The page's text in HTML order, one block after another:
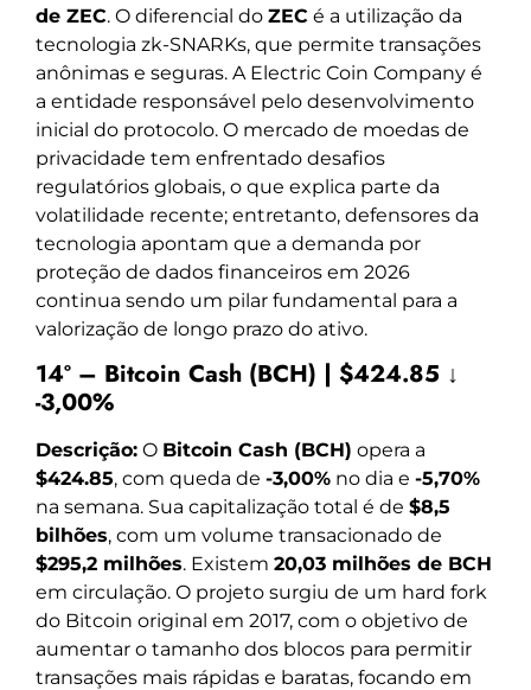
de ZEC. O diferencial do ZEC é a utilização da
tecnologia zk-SNARKs, que permite transações
anônimas e seguras. A Electric Coin Company é
a entidade responsável pelo desenvolvimento
inicial do protocolo. O mercado de moedas de
privacidade tem enfrentado desafios
regulatórios globais, o que explica parte da
volatilidade recente; entretanto, defensores da
tecnologia apontam que a demanda por
proteção de dados financeiros em 2026
continua sendo um pilar fundamental para a
valorização de longo prazo do ativo.
14º – Bitcoin Cash (BCH) | $424.85 ↓
-3,00%
Descrição: O Bitcoin Cash (BCH) opera a
$424.85, com queda de -3,00% no dia e -5,70%
na semana. Sua capitalização total é de $8,5
bilhões, com um volume transacionado de
$295,2 milhões. Existem 20,03 milhões de BCH
em circulação. O projeto surgiu de um hard fork
do Bitcoin original em 2017, com o objetivo de
aumentar o tamanho dos blocos para permitir
transações mais rápidas e baratas, focando em